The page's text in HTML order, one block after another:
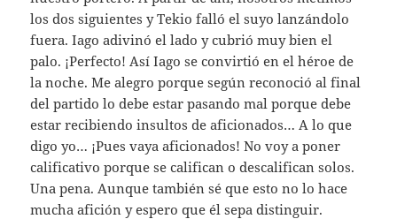
los dos siguientes y Tekio falló el suyo lanzándolo
fuera. Iago adivinó el lado y cubrió muy bien el
palo. ¡Perfecto! Así Iago se convirtió en el héroe de
la noche. Me alegro porque según reconoció al final
del partido lo debe estar pasando mal porque debe
estar recibiendo insultos de aficionados… A lo que
digo yo… ¡Pues vaya aficionados! No voy a poner
calificativo porque se califican o descalifican solos.
Una pena. Aunque también sé que esto no lo hace
mucha afición y espero que él sepa distinguir.